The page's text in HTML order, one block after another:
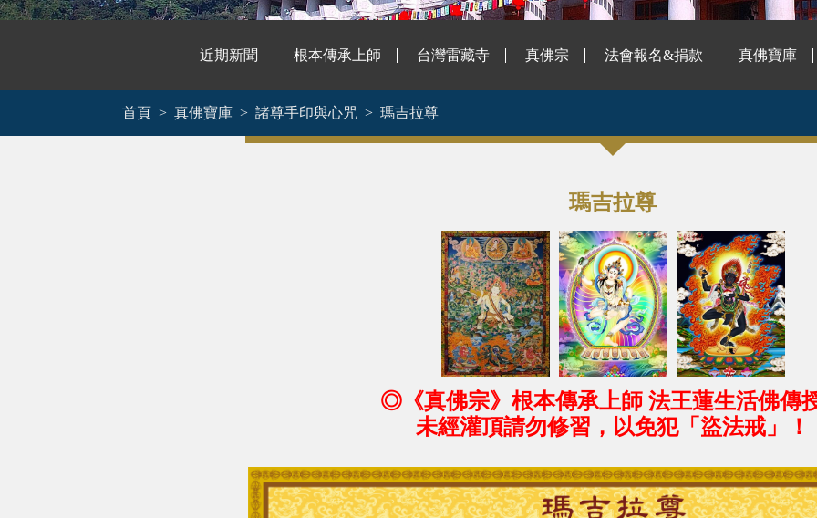
近期新聞 根本傳承上師 台灣雷藏寺 真佛宗 法會報名&捐款 真佛寶庫
首頁 真佛寶庫 諸尊手印與心咒 瑪吉拉尊
瑪吉拉尊
◎ 《真佛宗》 根本傳承上師 法王蓮生活佛傳
未經灌頂請勿修習，以免犯「盜法戒」！